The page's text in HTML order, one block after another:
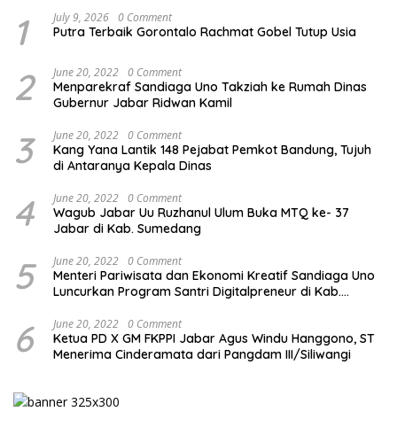
1 July 9, 2026 0 Comment
Putra Terbaik Gorontalo Rachmat Gobel Tutup Usia
2 June 20, 2022 0 Comment
Menparekraf Sandiaga Uno Takziah ke Rumah Dinas
Gubernur Jabar Ridwan Kamil
3 June 20, 2022 0 Comment
Kang Yana Lantik 148 Pejabat Pemkot Bandung, Tujuh
di Antaranya Kepala Dinas
4 June 20, 2022 0 Comment
Wagub Jabar Uu Ruzhanul Ulum Buka MTQ ke- 37
Jabar di Kab. Sumedang
5 June 20, 2022 0 Comment
Menteri Pariwisata dan Ekonomi Kreatif Sandiaga Uno
Luncurkan Program Santri Digitalpreneur di Kab.
6 June 20, 2022 0 Comment
Ketua PD X GM FKPPI Jabar Agus Windu Hanggono, ST
Menerima Cinderamata dari Pangdam III/Siliwangi